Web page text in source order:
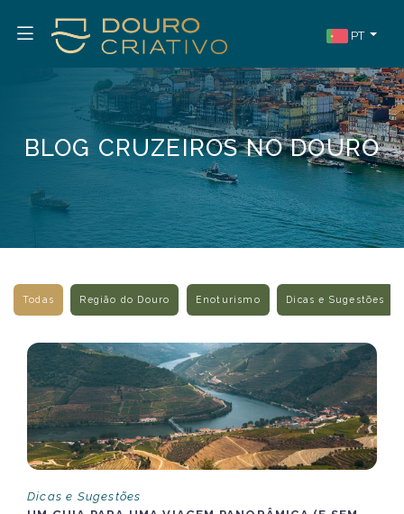
PT
BLOG CRUZEIROS NO DOURO
Todas Região do Douro Enoturismo Dicas e Sugestões
Dicas e Sugestões